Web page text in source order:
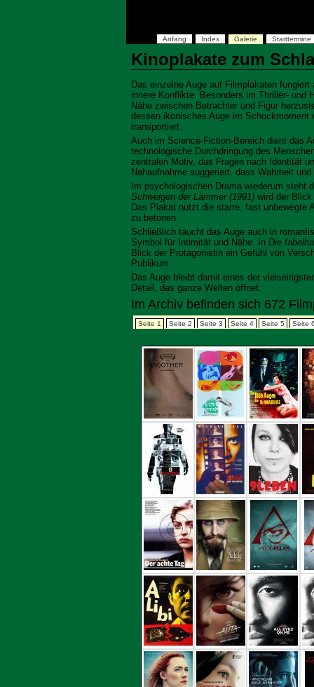
Anfang Index Galerie Starttermine
Kinoplakate zum
Das einzelne Auge auf Filmplakaten
innere Konflikte. Besonders im Thriller‑ und
Nähe zwischen Betrachter und Figur
dessen ikonisches Auge im
transportiert.
Auch im Science-Fiction-Bereich dient das
technologische Durchdringung des
zentralen Motiv, das Fragen nach Identität
Nahaufnahme suggeriert, dass Wahrheit
Im psychologischen Drama wiederum
Schweigen der Lämmer (1991) wird der
Das Plakat nutzt die starre, fast unbewegte
zu betonen.
Schließlich taucht das Auge auch in
Symbol für Intimität und Nähe. In Die
Blick der Protagonistin ein Gefühl von
Publikum.
Das Auge bleibt damit eines der
Detail, das ganze Welten öffnet.
Im Archiv befinden sich 672
Seite 1 Seite 2 Seite 3 Seite 4 Seite 5 Seite